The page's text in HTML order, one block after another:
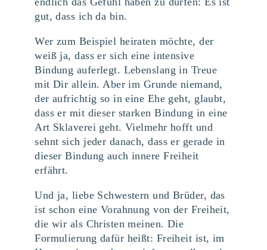
gut, dass ich da bin.
Wer zum Beispiel heiraten möchte, der
weiß ja, dass er sich eine intensive
Bindung auferlegt. Lebenslang in Treue
mit Dir allein. Aber im Grunde niemand,
der aufrichtig so in eine Ehe geht, glaubt,
dass er mit dieser starken Bindung in eine
Art Sklaverei geht. Vielmehr hofft und
sehnt sich jeder danach, dass er gerade in
dieser Bindung auch innere Freiheit
erfährt.
Und ja, liebe Schwestern und Brüder, das
ist schon eine Vorahnung von der Freiheit,
die wir als Christen meinen. Die
Formulierung dafür heißt: Freiheit ist, im